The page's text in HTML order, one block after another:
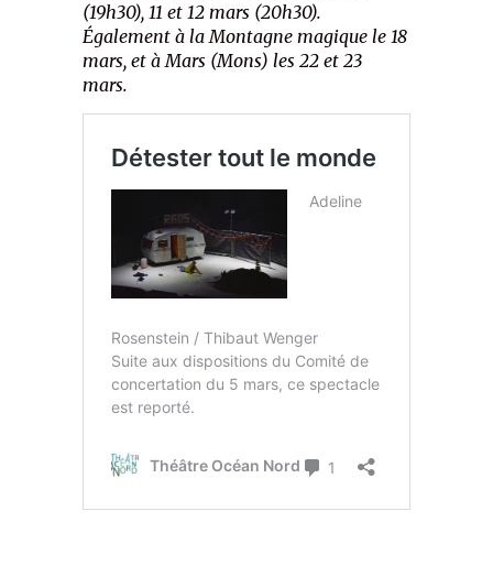
(19h30), 11 et 12 mars (20h30).
Également à la Montagne magique le 18
mars, et à Mars (Mons) les 22 et 23
mars.